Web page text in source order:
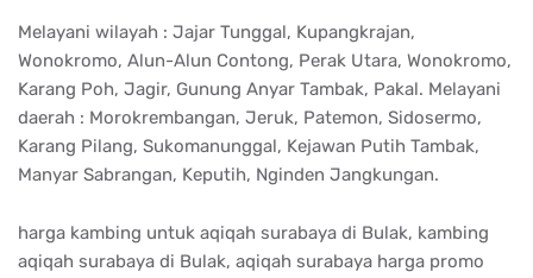
Melayani wilayah : Jajar Tunggal, Kupangkrajan,
Wonokromo, Alun-Alun Contong, Perak Utara, Wonokromo,
Karang Poh, Jagir, Gunung Anyar Tambak, Pakal. Melayani
daerah : Morokrembangan, Jeruk, Patemon, Sidosermo,
Karang Pilang, Sukomanunggal, Kejawan Putih Tambak,
Manyar Sabrangan, Keputih, Nginden Jangkungan.
harga kambing untuk aqiqah surabaya di Bulak, kambing
aqiqah surabaya di Bulak, aqiqah surabaya harga promo